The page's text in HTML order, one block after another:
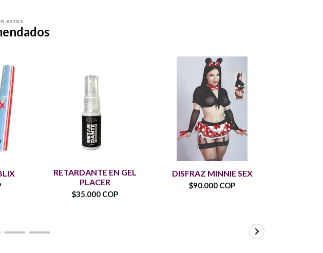
estos
RETARDANTE EN GEL
PLACER
$35.000 COP
DISFRAZ MINNIE SEX
$90.000 COP